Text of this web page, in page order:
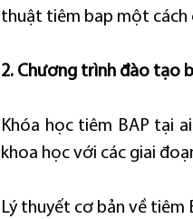
thuật tiêm bap một cách
2. Chương trình đào tạo
Khóa học tiêm BAP tại
khoa học với các giai
Lý thuyết cơ bản về tiêm